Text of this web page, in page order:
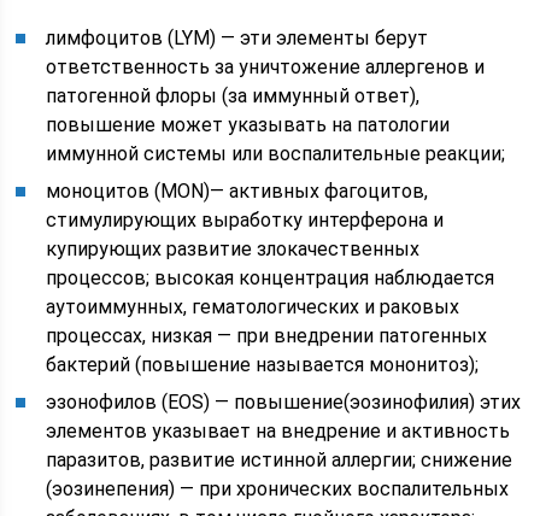
лимфоцитов (LYM) — эти элементы берут
ответственность за уничтожение аллергенов и
патогенной флоры (за иммунный ответ),
повышение может указывать на патологии
иммунной системы или воспалительные реакции;
моноцитов (MON)— активных фагоцитов,
стимулирующих выработку интерферона и
купирующих развитие злокачественных
процессов; высокая концентрация наблюдается
аутоиммунных, гематологических и раковых
процессах, низкая — при внедрении патогенных
бактерий (повышение называется мононитоз);
эзонофилов (EOS) — повышение(эозинофилия) этих
элементов указывает на внедрение и активность
паразитов, развитие истинной аллергии; снижение
(эозинепения) — при хронических воспалительных